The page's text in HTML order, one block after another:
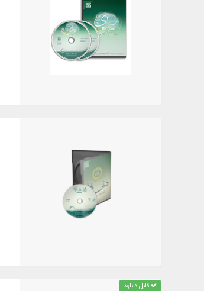
قابل دانلود